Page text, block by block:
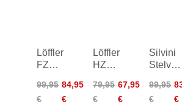
Löffler
FZ
Mid
Bike
99,95
€
84,95
€
Löffler
HZ
Bike
Shirt
79,95
€
67,95
€
Silvini
Stelvio
Shirt
99,95
€
€